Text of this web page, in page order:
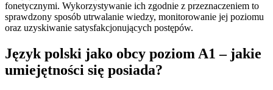
fonetycznymi. Wykorzystywanie ich zgodnie z przeznaczeniem to
sprawdzony sposób utrwalanie wiedzy, monitorowanie jej poziomu
oraz uzyskiwanie satysfakcjonujących postępów.
Język polski jako obcy poziom A1 – jakie
umiejętności się posiada?